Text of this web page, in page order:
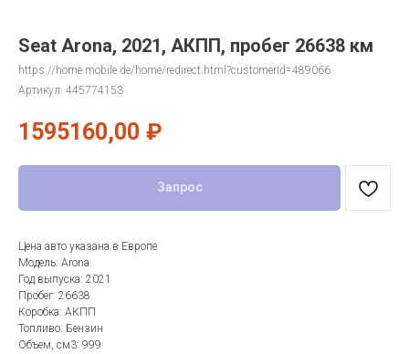
Seat Arona, 2021, АКПП, пробег 26638 км
https://home.mobile.de/home/redirect.html?customerId=489066
Артикул: 445774153
1595160,00 ₽
Запрос
Цена авто указана в Европе
Модель: Arona
Год выпуска: 2021
Пробег: 26638
Коробка: АКПП
Топливо: Бензин
Объем, см3: 999